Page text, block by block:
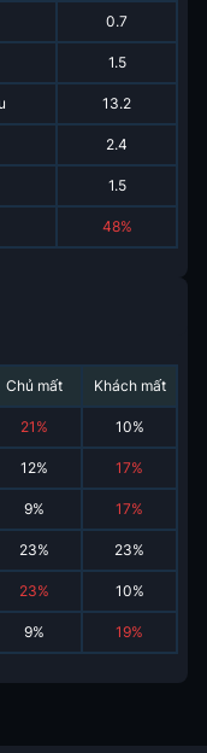
0.7
1.5
13.2
2.4
1.5
48%
Chủ mất Khách mất
21 % 10%
12% 17%
9% 17%
23% 23%
23% 10%
9% 19%